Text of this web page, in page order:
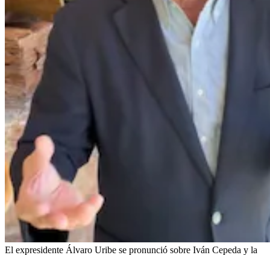
El expresidente Álvaro Uribe se pronunció sobre Iván Cepeda y la